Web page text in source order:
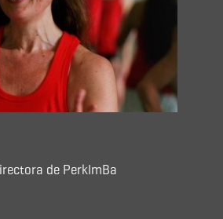
de PerkImBa